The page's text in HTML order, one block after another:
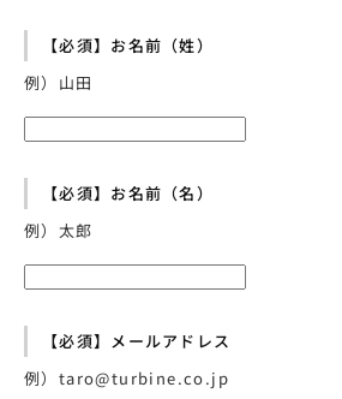
【必須】お名前（姓）
例）山田
【必須】お名前（名）
例）太郎
【必須】メールアドレス
例）taro@turbine.co.jp